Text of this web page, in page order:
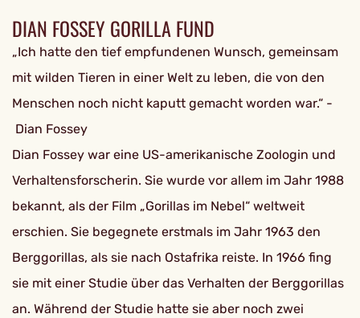
DIAN FOSSEY GORILLA FUND
„Ich hatte den tief empfundenen Wunsch, gemeinsam
mit wilden Tieren in einer Welt zu leben, die von den
Menschen noch nicht kaputt gemacht worden war.“ -
Dian Fossey
Dian Fossey war eine US-amerikanische Zoologin und
Verhaltensforscherin. Sie wurde vor allem im Jahr 1988
bekannt, als der Film „Gorillas im Nebel“ weltweit
erschien. Sie begegnete erstmals im Jahr 1963 den
Berggorillas, als sie nach Ostafrika reiste. In 1966 fing
sie mit einer Studie über das Verhalten der Berggorillas
an. Während der Studie hatte sie aber noch zwei